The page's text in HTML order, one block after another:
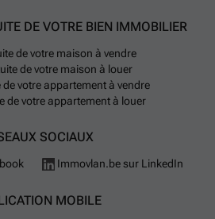
DE VOTRE BIEN IMMOBILIER
de votre maison à vendre
de votre maison à louer
votre appartement à vendre
de votre appartement à louer
SOCIAUX
Immovlan.be sur LinkedIn
MOBILE